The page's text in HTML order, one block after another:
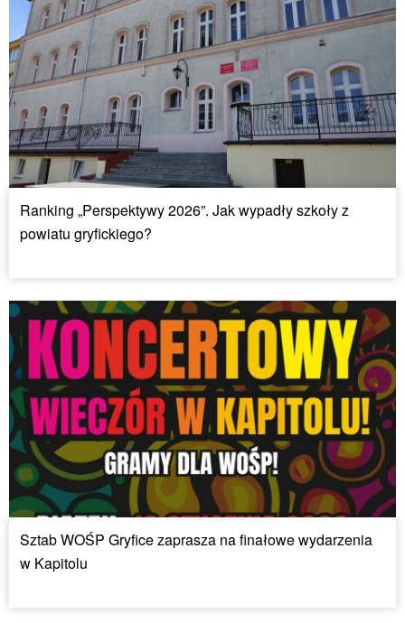
Ranking „Perspektywy 2026”. Jak wypadły szkoły z
powiatu gryfickiego?
Sztab WOŚP Gryfice zaprasza na finałowe wydarzenia
w Kapitolu